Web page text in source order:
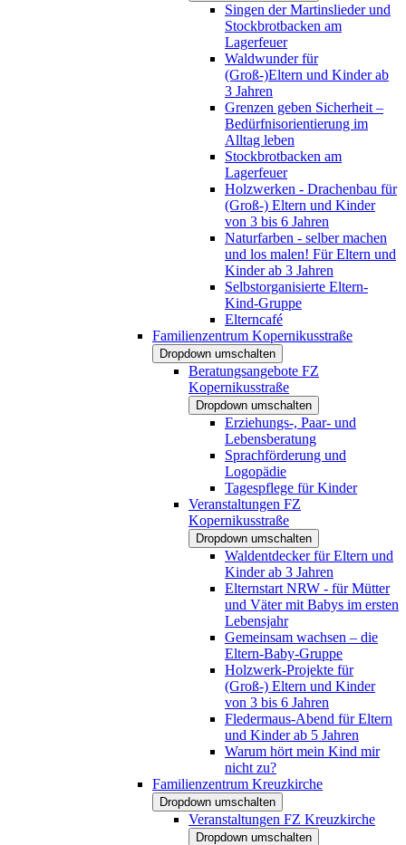
Singen der Martinslieder und
Stockbrotbacken am
Lagerfeuer
Waldwunder für
(Groß-)Eltern und Kinder ab
3 Jahren
Grenzen geben Sicherheit –
Bedürfnisorientierung im
Alltag leben
Stockbrotbacken am
Lagerfeuer
Holzwerken - Drachenbau für
(Groß-) Eltern und Kinder
von 3 bis 6 Jahren
Naturfarben - selber machen
und los malen! Für Eltern und
Kinder ab 3 Jahren
Selbstorganisierte Eltern-
Kind-Gruppe
Elterncafé
Familienzentrum Kopernikusstraße
Dropdown umschalten
Beratungsangebote FZ
Kopernikusstraße
Dropdown umschalten
Erziehungs-, Paar- und
Lebensberatung
Sprachförderung und
Logopädie
Tagespflege für Kinder
Veranstaltungen FZ
Kopernikusstraße
Dropdown umschalten
Waldentdecker für Eltern und
Kinder ab 3 Jahren
Elternstart NRW - für Mütter
und Väter mit Babys im ersten
Lebensjahr
Gemeinsam wachsen – die
Eltern-Baby-Gruppe
Holzwerk-Projekte für
(Groß-) Eltern und Kinder
von 3 bis 6 Jahren
Fledermaus-Abend für Eltern
und Kinder ab 5 Jahren
Warum hört mein Kind mir
nicht zu?
Familienzentrum Kreuzkirche
Dropdown umschalten
Veranstaltungen FZ Kreuzkirche
Dropdown umschalten